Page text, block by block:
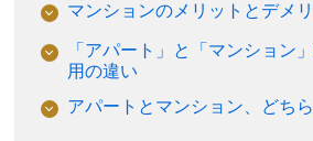
マンションのメリットとデメ
「アパート」と「マンション
用の違い
アパートとマンション、どち